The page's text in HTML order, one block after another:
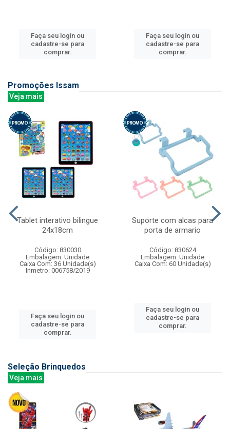
Faça seu login ou
cadastre-se para
comprar.
Faça seu login ou
cadastre-se para
comprar.
Promoções Issam
Veja mais
Tablet interativo bilingue
24x18cm
Código: 830030
Embalagem: Unidade
Caixa Com: 36 Unidade(s)
Inmetro: 006758/2019
Faça seu login ou
cadastre-se para
comprar.
Suporte com alcas para
porta de armario
Código: 830624
Embalagem: Unidade
Caixa Com: 60 Unidade(s)
Faça seu login ou
cadastre-se para
comprar.
Seleção Brinquedos
Veja mais